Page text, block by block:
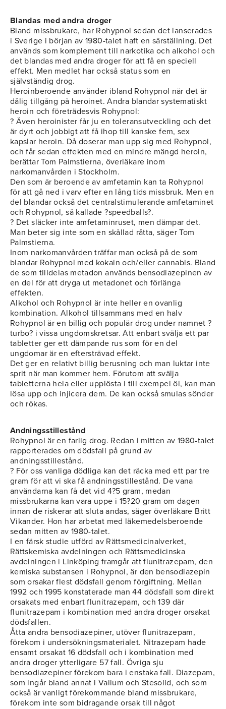
Blandas med andra droger
Bland missbrukare, har Rohypnol sedan det lanserades
i Sverige i början av 1980-talet haft en särställning. Det
används som komplement till narkotika och alkohol och
det blandas med andra droger för att få en speciell
effekt. Men medlet har också status som en
självständig drog.
Heroinberoende använder ibland Rohypnol när det är
dålig tillgång på heroinet. Andra blandar systematiskt
heroin och företrädesvis Rohypnol:
? Även heroinister får ju en toleransutveckling och det
är dyrt och jobbigt att få ihop till kanske fem, sex
kapslar heroin. Då doserar man upp sig med Rohypnol,
och får sedan effekten med en mindre mängd heroin,
berättar Tom Palmstierna, överläkare inom
narkomanvården i Stockholm.
Den som är beroende av amfetamin kan ta Rohypnol
för att gå ned i varv efter en lång tids missbruk. Men en
del blandar också det centralstimulerande amfetaminet
och Rohypnol, så kallade ?speedballs?.
? Det släcker inte amfetaminruset, men dämpar det.
Man beter sig inte som en skållad råtta, säger Tom
Palmstierna.
Inom narkomanvården träffar man också på de som
blandar Rohypnol med kokain och/eller cannabis. Bland
de som tilldelas metadon används bensodiazepinen av
en del för att dryga ut metadonet och förlänga
effekten.
Alkohol och Rohypnol är inte heller en ovanlig
kombination. Alkohol tillsammans med en halv
Rohypnol är en billig och populär drog under namnet ?
turbo? i vissa ungdomskretsar. Att enbart svälja ett par
tabletter ger ett dämpande rus som för en del
ungdomar är en eftersträvad effekt.
Det ger en relativt billig berusning och man luktar inte
sprit när man kommer hem. Förutom att svälja
tabletterna hela eller upplösta i till exempel öl, kan man
lösa upp och injicera dem. De kan också smulas sönder
och rökas.
Andningsstillestånd
Rohypnol är en farlig drog. Redan i mitten av 1980-talet
rapporterades om dödsfall på grund av
andningsstillestånd.
? För oss vanliga dödliga kan det räcka med ett par tre
gram för att vi ska få andningsstillestånd. De vana
användarna kan få det vid 4?5 gram, medan
missbrukarna kan vara uppe i 15?20 gram om dagen
innan de riskerar att sluta andas, säger överläkare Britt
Vikander. Hon har arbetat med läkemedelsberoende
sedan mitten av 1980-talet.
I en färsk studie utförd av Rättsmedicinalverket,
Rättskemiska avdelningen och Rättsmedicinska
avdelningen i Linköping framgår att flunitrazepam, den
kemiska substansen i Rohypnol, är den bensodiazepin
som orsakar flest dödsfall genom förgiftning. Mellan
1992 och 1995 konstaterade man 44 dödsfall som direkt
orsakats med enbart flunitrazepam, och 139 där
flunitrazepam i kombination med andra droger orsakat
dödsfallen.
Åtta andra bensodiazepiner, utöver flunitrazepam,
förekom i undersökningsmaterialet. Nitrazepam hade
ensamt orsakat 16 dödsfall och i kombination med
andra droger ytterligare 57 fall. Övriga sju
bensodiazepiner förekom bara i enstaka fall. Diazepam,
som ingår bland annat i Valium och Stesolid, och som
också är vanligt förekommande bland missbrukare,
förekom inte som bidragande orsak till något